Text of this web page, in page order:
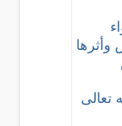
وأثرها
تعالى